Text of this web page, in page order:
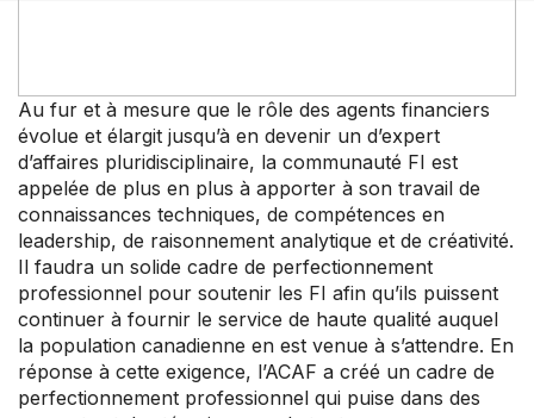
Au fur et à mesure que le rôle des agents financiers
évolue et élargit jusqu’à en devenir un d’expert
d’affaires pluridisciplinaire, la communauté FI est
appelée de plus en plus à apporter à son travail de
connaissances techniques, de compétences en
leadership, de raisonnement analytique et de créativité.
Il faudra un solide cadre de perfectionnement
professionnel pour soutenir les FI afin qu’ils puissent
continuer à fournir le service de haute qualité auquel
la population canadienne en est venue à s’attendre. En
réponse à cette exigence, l’ACAF a créé un cadre de
perfectionnement professionnel qui puise dans des